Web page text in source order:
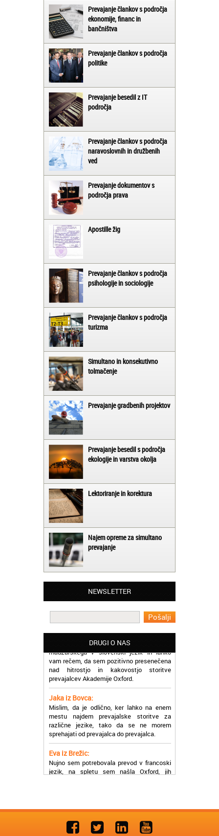
Prevajanje člankov s področja
ekonomije, financ in
bančništva
Prevajanje člankov s področja
politike
Prevajanje besedil z IT
področja
Prevajanje člankov s področja
naravoslovnih in družbenih
ved
Prevajanje dokumentov s
področja prava
Apostille žig
Prevajanje člankov s področja
psihologije in sociologije
Prevajanje člankov s področja
turizma
Simultano in konsekutivno
tolmačenje
Prevajanje gradbenih projektov
Prevajanje besedil s področja
ekologije in varstva okolja
Lektoriranje in korektura
Najem opreme za simultano
prevajanje
NEWSLETTER
DRUGI O NAS
Matjaž iz Ajdovščine:
Lahko pohvalim vse zaposlene v Akademiji
Oxford, ker so resnično profesionalni in
prevajalske storitve opravljajo hitro in
učinkoviti.
madžarskega v slovenski jezik in lahko
vam rečem, da sem pozitivno presenečena
nad hitrostjo in kakovostjo storitve
prevajalcev Akademije Oxford.
Jaka iz Bovca:
Mislim, da je odlično, ker lahko na enem
mestu najdem prevajalske storitve za
različne jezike, tako da se ne morem
sprehajati od prevajalca do prevajalca.
Eva iz Brežic:
Nujno sem potrebovala prevod v francoski
jezik, na spletu sem našla Oxford, jih
poklicala in v roku nekaj ur sem po
elektronski pošti prejela prevod. Resnično
Uslužni, hitri in ljubeznivi, za njih imam
samo pohvalne besede!